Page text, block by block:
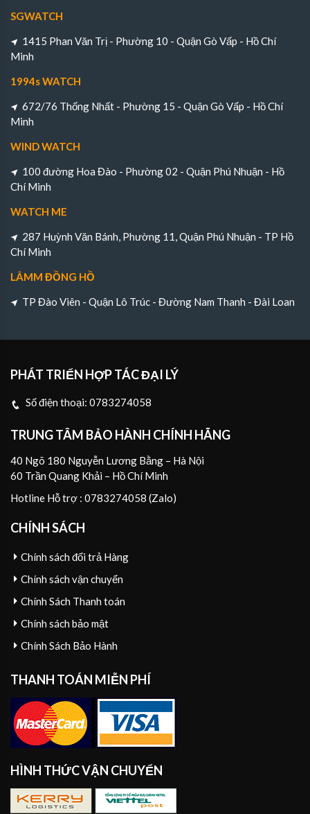
SGWATCH
1415 Phan Văn Trị - Phường 10 - Quận Gò Vấp - Hồ Chí
Minh
1994s WATCH
672/76 Thống Nhất - Phường 15 - Quận Gò Vấp - Hồ Chí
Minh
WIND WATCH
100 đường Hoa Đào - Phường 02 - Quận Phú Nhuận - Hồ
Chí Minh
WATCH ME
287 Huỳnh Văn Bánh, Phường 11, Quận Phú Nhuận - TP Hồ
Chí Minh
LÂMM ĐỒNG HỒ
TP Đào Viên - Quận Lô Trúc - Đường Nam Thanh - Đài Loan
PHÁT TRIỂN HỢP TÁC ĐẠI LÝ
Số điện thoại: 0783274058
TRUNG TÂM BẢO HÀNH CHÍNH HÃNG
40 Ngõ 180 Nguyễn Lương Bằng – Hà Nội
60 Trần Quang Khải – Hồ Chí Minh
Hotline Hỗ trợ : 0783274058 (Zalo)
CHÍNH SÁCH
Chính sách đổi trả Hàng
Chính sách vận chuyển
Chính Sách Thanh toán
Chính sách bảo mật
Chính Sách Bảo Hành
THANH TOÁN MIỄN PHÍ
HÌNH THỨC VẬN CHUYỂN